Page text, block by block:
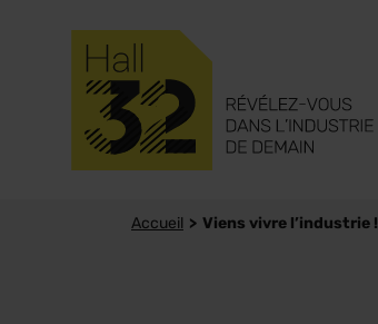
Accueil Viens vivre l’industrie !